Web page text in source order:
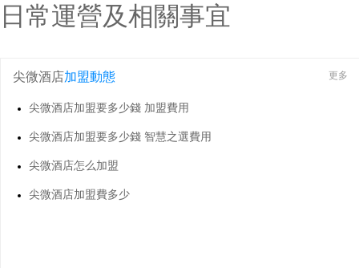
日常運營及相關事宜
尖微酒店加盟動態 更多
尖微酒店加盟要多少錢 加盟費用
尖微酒店加盟要多少錢 智慧之選費用
尖微酒店怎么加盟
尖微酒店加盟費多少